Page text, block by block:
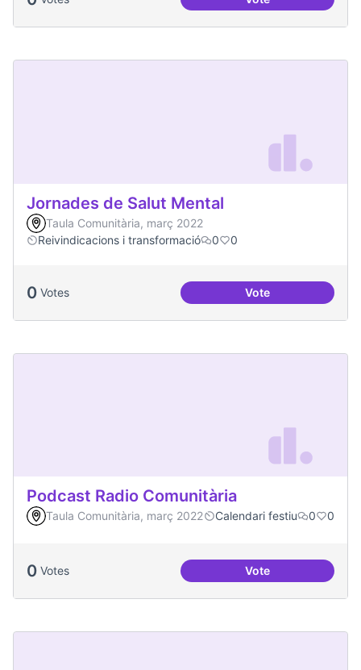
Help with audio
Jornades de Salut Mental
Taula Comunitària, març 2022
Reivindicacions i transformació
0 0
0 Votes VoteJornades de Salut
Podcast Radio Comunitària
Taula Comunitària, març 2022 Calendari festiu 0 0
0 Votes VotePodcast Radio